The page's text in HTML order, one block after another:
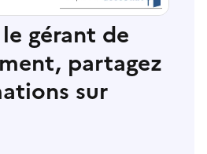
gérant de
partagez
sur